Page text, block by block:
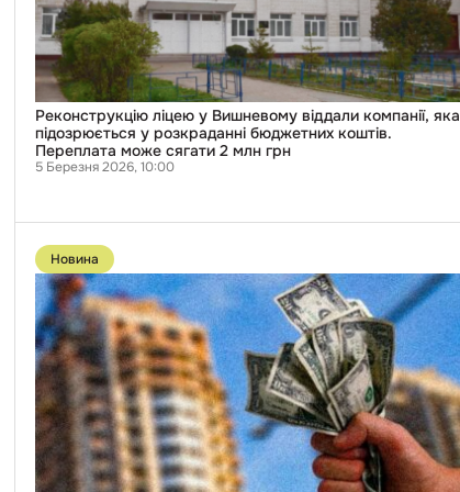
підозрюється
розкраданні
бюджетних
коштів.
Переплата
може
сягати
млн
Реконструкцію ліцею у Вишневому віддали компанії, яка
підозрюється у розкраданні бюджетних коштів.
Переплата може сягати 2 млн грн
5 Березня 2026, 10:00
Перейти
публікації
Дніпрі
знову
хотіли
витратити
клінінг
офісу
понад
млн
грн
Новина